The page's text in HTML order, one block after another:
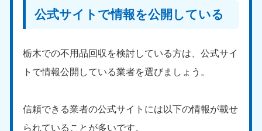
公式サイトで情報を公開している
栃木での不用品回収を検討している方は、公式サイ
トで情報公開している業者を選びましょう。
信頼できる業者の公式サイトには以下の情報が載せ
られていることが多いです。
050-1881-5277
9:00〜19:00 年中無休
050-1881-5276
9:00〜19:00 年中無休
岩手県
050-1881-5274
9:00〜19:00 年中無休
秋田県
050-1881-5275
9:00〜19:00 年中無休
050-1881-5273
9:00〜19:00 年中無休
050-1881-5272